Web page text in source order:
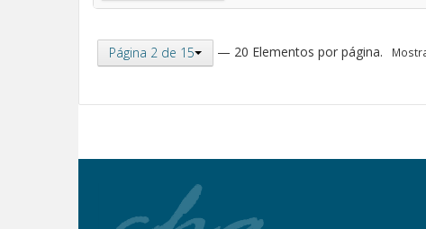
Página 2 de 15 — 20 Elementos por página.